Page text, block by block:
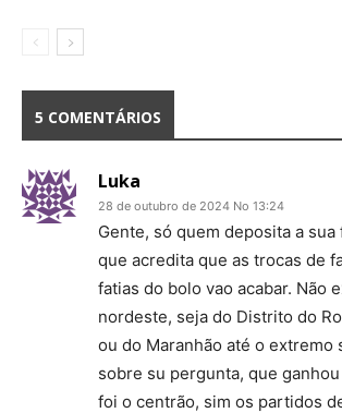
5 COMENTÁRIOS
Luka
28 de outubro de 2024 No 13:24
Gente, só quem deposita a
que acredita que as trocas de
fatias do bolo vao acabar. Não
nordeste, seja do Distrito do
ou do Maranhão até o extremo
sobre su pergunta, que
foi o centrão, sim os partidos